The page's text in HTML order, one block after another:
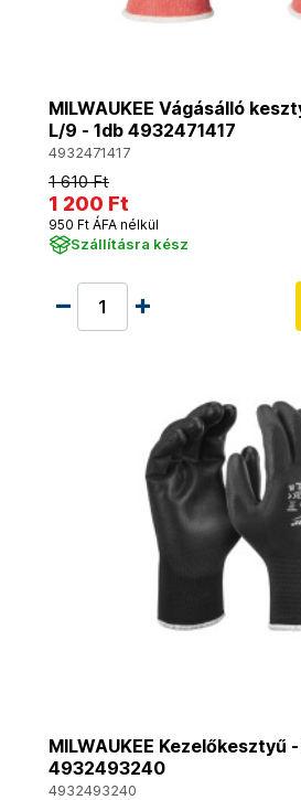
MILWAUKEE Vágásálló
L/9 - 1db 4932471417
4932471417
1 610 Ft
1 200 Ft
950 Ft ÁFA nélkül
Szállításra kész
MILWAUKEE Kezelőkesztyű
4932493240
4932493240